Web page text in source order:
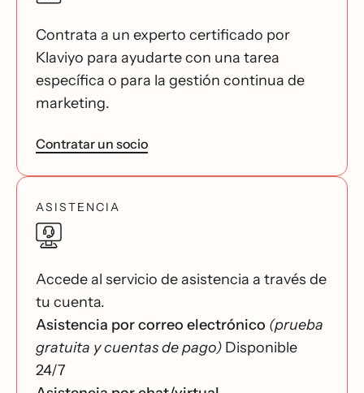
Contrata a un experto certificado por
Klaviyo para ayudarte con una tarea
específica o para la gestión continua de
marketing.
Contratar un socio
ASISTENCIA
Accede al servicio de asistencia a través de
tu cuenta.
Asistencia por correo electrónico (prueba
gratuita y cuentas de pago) Disponible
24/7